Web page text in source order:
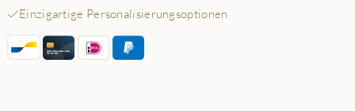
Einzigartige Personalisierungsoptionen